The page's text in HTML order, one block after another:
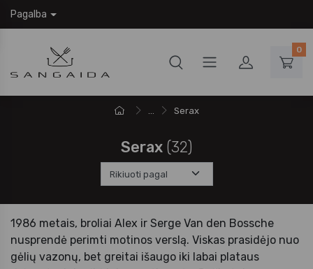
Pagalba
0
... Serax
Serax (32)
1986 metais, broliai Alex ir Serge Van den Bossche
nusprendė perimti motinos verslą. Viskas prasidėjo nuo
gėlių vazonų, bet greitai išaugo iki labai plataus